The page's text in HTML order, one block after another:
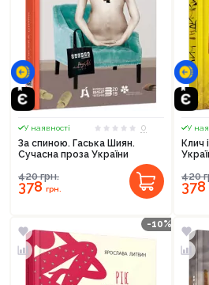
У наявності
0
За спиною. Гаська Шиян.
Сучасна проза України
420грн.
378грн.
У
Клич
420
378
-10%